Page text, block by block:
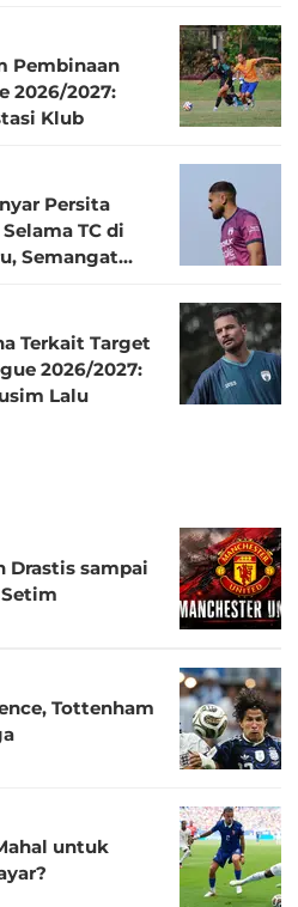
Pembinaan
2026/2027:
Klub
Persita
TC di
Semangat
Terkait Target
2026/2027:
Lalu
Drastis sampai
Tottenham
untuk